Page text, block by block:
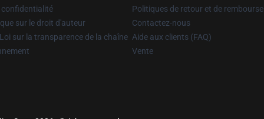
confidentialité
sur le droit d'auteur
sur la transparence de la chaîne
Politiques de retour et de
Contactez-nous
Aide aux clients (FAQ)
Vente